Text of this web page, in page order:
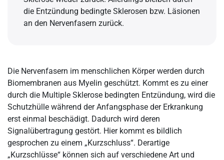
die Entzündung bedingte Sklerosen bzw. Läsionen
an den Nervenfasern zurück.
Die Nervenfasern im menschlichen Körper werden durch
Biomembranen aus Myelin geschützt. Kommt es zu einer
durch die Multiple Sklerose bedingten Entzündung, wird die
Schutzhülle während der Anfangsphase der Erkrankung
erst einmal beschädigt. Dadurch wird deren
Signalübertragung gestört. Hier kommt es bildlich
gesprochen zu einem „Kurzschluss“. Derartige
„Kurzschlüsse“ können sich auf verschiedene Art und